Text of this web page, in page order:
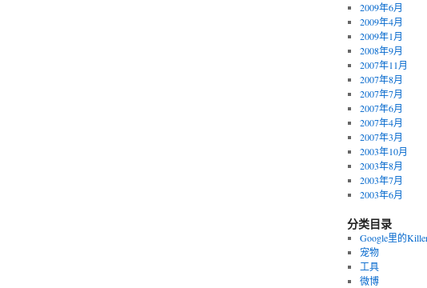
2009年6月
2009年4月
2009年1月
2008年9月
2007年11月
2007年8月
2007年7月
2007年6月
2007年4月
2007年3月
2003年10月
2003年8月
2003年7月
2003年6月
分类目录
Google里的
宠物
工具
微博